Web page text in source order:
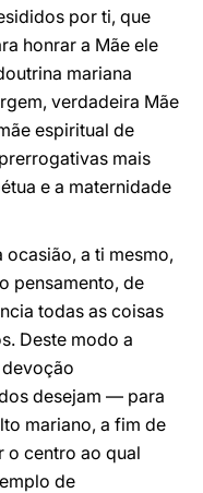
por ti, que
honrar a Mãe ele
mariana
verdadeira Mãe
espiritual de
mais
e a maternidade
ocasião, a ti mesmo,
pensamento, de
todas as coisas
Deste modo a
desejam — para
mariano, a fim de
o centro ao qual
de